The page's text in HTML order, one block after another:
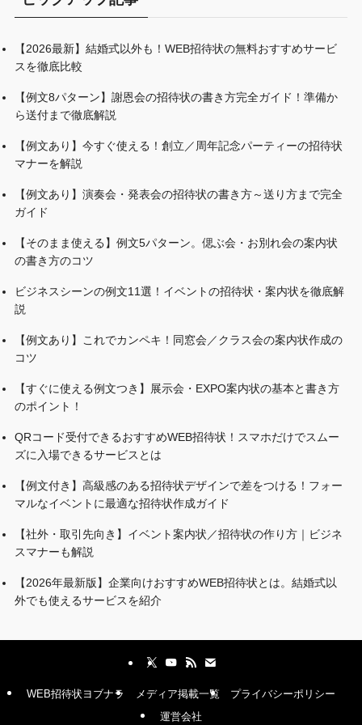
【2026最新】結婚式以外も！WEB招待状の無料おすすめサービ
スを徹底比較
【例文8パターン】謝恩会の招待状の書き方完全ガイド！準備か
ら送付まで徹底解説
【例文あり】今すぐ使える！創立／周年記念パーティーの招待状
マナーを解説
【例文あり】演奏会・発表会の招待状の書き方～送り方まで完全
ガイド
【そのまま使える】例文5パターン。偲ぶ会・お別れ会の案内状
の書き方のコツ
ビジネスシーンの例文11選！イベントの招待状・案内状を徹底解
説
【例文あり】これでカンペキ！同窓会／クラス会の案内状作成の
コツ
【すぐに使える例文つき】展示会・EXPO案内状の基本と書き方
のポイント！
QRコード受付できるおすすめWEB招待状！スマホだけでスムー
ズに入場できるサービスとは
【例文付き】高級感のある招待状デザインで差をつける！フォー
マルなイベントに最適な招待状作成ガイド
【社外・取引先向き】イベント案内状／招待状の作り方｜ビジネ
スマナーも解説
【2026年最新版】企業向けおすすめWEB招待状とは。結婚式以
外でも使えるサービスを紹介
WEB招待状ヨブナラ メディア掲載一覧
プライバシーポリシー
運営会社